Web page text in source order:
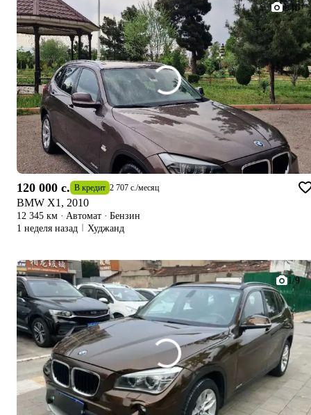
1/16
120 000 c. В кредит 2 707 c. /месяц
BMW X1, 2010
12 345 км · Автомат · Бензин
1 неделя назад
Худжанд
1/9